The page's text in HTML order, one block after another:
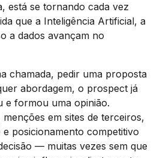
está se tornando cada vez
que a Inteligência Artificial, a
a dados avançam no
chamada, pedir uma proposta
abordagem, o prospect já
e formou uma opinião.
em sites de terceiros,
e posicionamento competitivo
— muitas vezes sem que